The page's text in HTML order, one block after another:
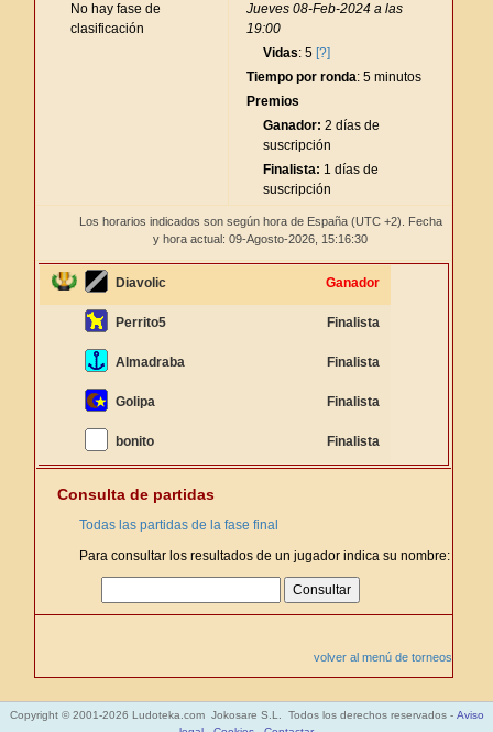
No hay fase de
clasificación
Jueves 08-Feb-2024 a las
19:00
Vidas: 5 [?]
Tiempo por ronda: 5 minutos
Premios
Ganador: 2 días de
suscripción
Finalista: 1 días de
suscripción
Los horarios indicados son según hora de España (UTC +2). Fecha
y hora actual: 09-Agosto-2026, 15:16:30
Diavolic Ganador
Perrito5 Finalista
Almadraba Finalista
Golipa Finalista
bonito Finalista
Consulta de partidas
Todas las partidas de la fase final
Para consultar los resultados de un jugador indica su nombre:
volver al menú de torneos
Copyright © 2001-2026 Ludoteka.com Jokosare S.L. Todos los derechos reservados - Aviso